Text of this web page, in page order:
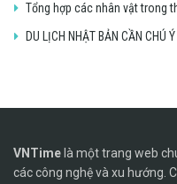
Tổng hợp các nhân vật trong
DU LỊCH NHẬT BẢN CẦN CHÚ
VNTime là một trang web
các công nghệ và xu hướng.